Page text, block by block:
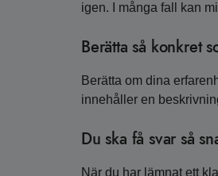
igen. I många fall kan
Berätta så konkret
Berätta om dina
innehåller en
Du ska få svar så
När du har lämnat ett